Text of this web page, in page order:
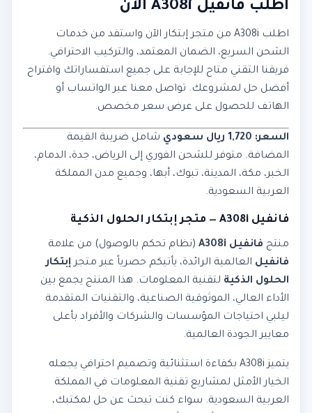
اطلب فانفيل A308i الآن
اطلب A308i من متجر إبتكار الآن واستفد من خدمات
الشحن السريع، الضمان المعتمد، والتركيب الاحترافي.
فريقنا التقني متاح للإجابة على جميع استفساراتك واقتراح
أفضل حل لمشروعك. تواصل معنا عبر الواتساب أو
الهاتف للحصول على عرض سعر مخصص.
السعر: 1,720 ريال سعودي
شامل ضريبة القيمة
المضافة. متوفر للشحن الفوري إلى الرياض، جدة، الدمام،
الخبر، مكة، المدينة، تبوك، أبها، وجميع مدن المملكة
العربية السعودية.
فانفيل A308i — متجر إبتكار الحلول الذكية
منتج فانفيل A308i
(نظام تحكم بالوصول) من علامة
فانفيل العالمية الرائدة، يأتيكم حصرياً عبر متجرإبتكار
الحلول الذكية لتقنية المعلومات. هذا المنتج يجمع بين
الأداء العالي، الموثوقية الصناعية، والتقنيات المتقدمة
ليلبي احتياجات المؤسسات والشركات والأفراد بأعلى
معايير الجودة العالمية.
يتميز A308i بكفاءة استثنائية وتصميم احترافي يجعله
الخيار الأمثل لمشاريع تقنية المعلومات في المملكة
العربية السعودية. سواء كنت تبحث عن حل لمكتبك،